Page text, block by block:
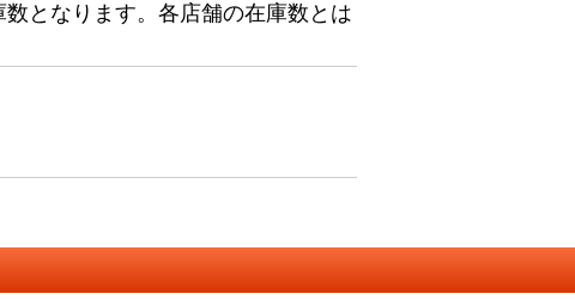
となります。各店舗の在庫数とは